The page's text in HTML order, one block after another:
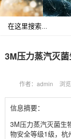
3M压力蒸汽灭
作者：admin 浏
信息摘要：
3M压力蒸汽灭菌生
物安全等级1级，杭